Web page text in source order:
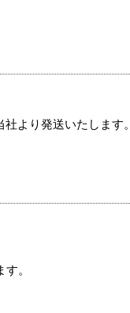
より発送いたします。
。